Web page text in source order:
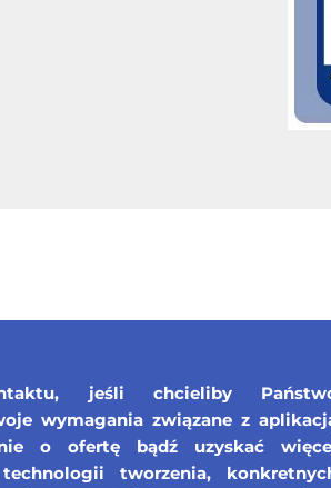
jeśli chcieliby
wymagania związane z
o ofertę bądź uzyskać
tworzenia,